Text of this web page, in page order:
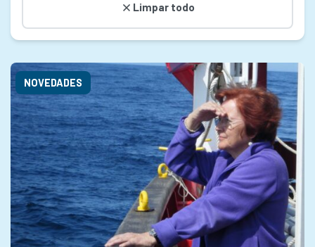
Limpar todo
NOVEDADES